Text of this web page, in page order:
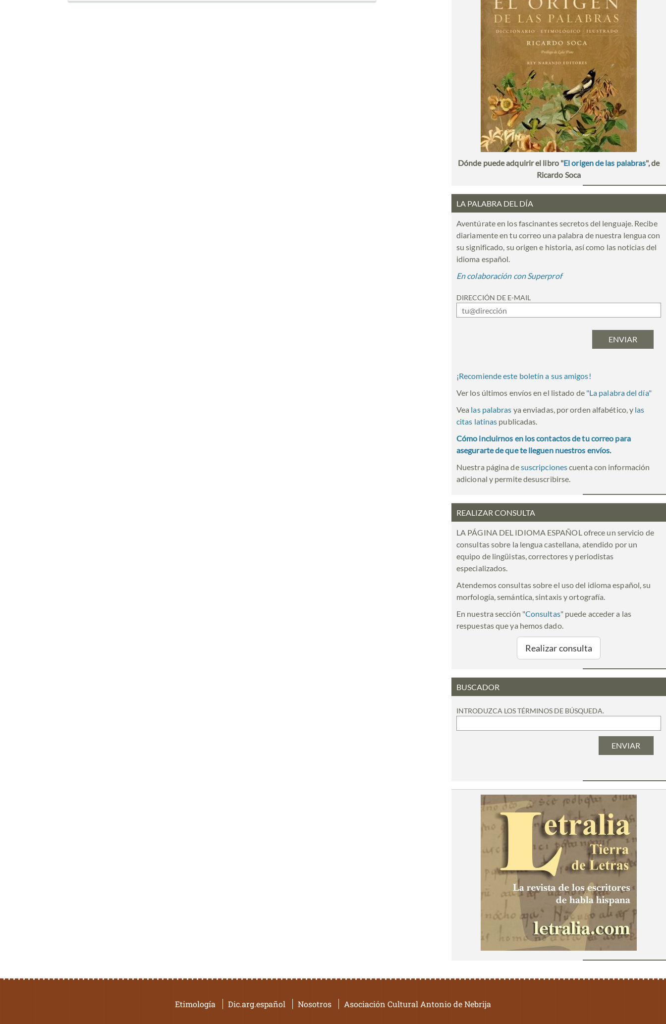
Dónde puede adquirir el libro "El origen de las palabras", de
Ricardo Soca
LA PALABRA DEL DÍA
Aventúrate en los fascinantes secretos del lenguaje. Recibe
diariamente en tu correo una palabra de nuestra lengua con
su significado, su origen e historia, así como las noticias del
idioma español.
En colaboración con Superprof
DIRECCIÓN DE E-MAIL
¡Recomiende este boletín a sus amigos!
Ver los últimos envíos en el listado de "La palabra del día"
Vea las palabras ya enviadas, por orden alfabético, y las
citas latinas publicadas.
Cómo incluirnos en los contactos de tu correo para
asegurarte de que te lleguen nuestros envíos.
Nuestra página desuscripcionescuenta con información
adicional y permite desuscribirse.
REALIZAR CONSULTA
LA PÁGINA DEL IDIOMA ESPAÑOL ofrece un servicio de
consultas sobre la lengua castellana, atendido por un
equipo de lingüistas, correctores y periodistas
especializados.
Atendemos consultas sobre el uso del idioma español, su
morfología, semántica, sintaxis y ortografía.
En nuestra sección "Consultas" puede acceder a las
respuestas que ya hemos dado.
Realizar consulta
BUSCADOR
INTRODUZCA LOS TÉRMINOS DE BÚSQUEDA.
Etimología Dic.arg.español Nosotros Asociación Cultural Antonio de Nebrija